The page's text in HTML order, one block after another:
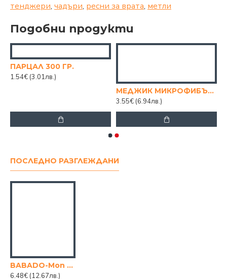
тенджери, чадъри, ресни за врата, метли
Подобни продукти
ПАРЦАЛ 300 ГР.
1.54€ (3.01лв.)
МЕДЖИК МИКРОФИБЪР 83 СМ. 360 ГРАДУСА
3.55€ (6.94лв.)
ПОСЛЕДНО РАЗГЛЕЖДАНИ
BABADO-Моп пеперуда с гъба и телескопична дръжка 125x28cm
6.48€ (12.67лв.)